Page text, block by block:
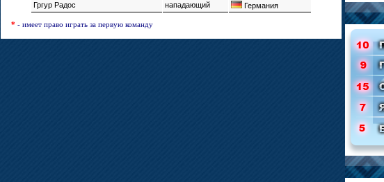
Гргур Радос
нападающий Германия
* - имеет право играть за первую команду